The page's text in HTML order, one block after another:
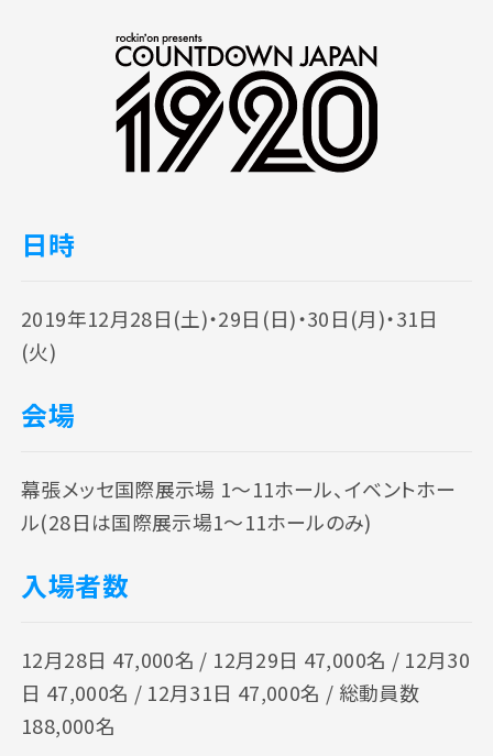
日時
2019年12月28日(土)・29日(日)・30日(月)・31日
(火)
会場
幕張メッセ国際展示場 1～11ホール、イベントホー
ル(28日は国際展示場1〜11ホールのみ)
入場者数
12月28日 47,000名 / 12月29日 47,000名 / 12月30
日 47,000名 / 12月31日 47,000名 / 総動員数
188,000名